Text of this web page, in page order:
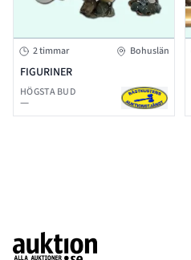
2 timmar Bohuslän
FIGURINER
HÖGSTA BUD
—